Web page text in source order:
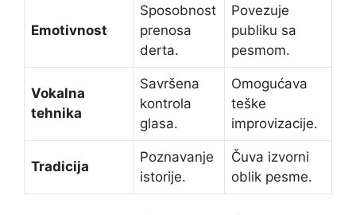
Emotivnost
Sposobnost
prenosa
derta.
Povezuje
publiku sa
pesmom.
Vokalna
tehnika
Savršena
kontrola
glasa.
Omogućava
teške
improvizacije.
Tradicija
Poznavanje
istorije.
Čuva izvorni
oblik pesme.